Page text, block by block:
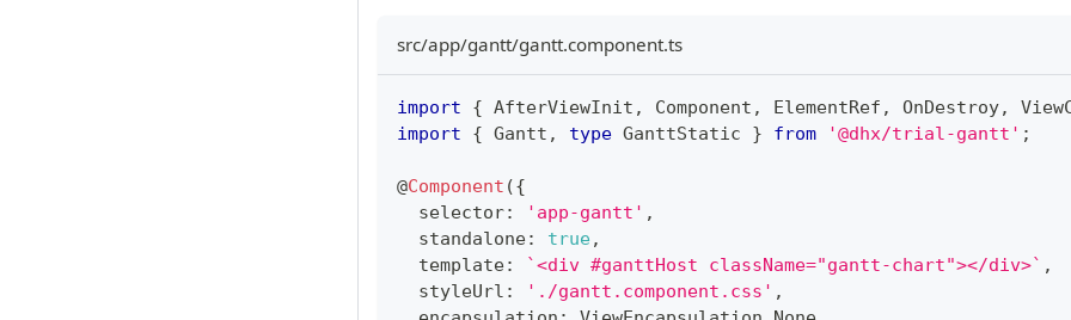
src/app/gantt/gantt.component.ts
import { AfterViewInit , Component , ElementRef , OnDestroy,
import
{ Gantt , type GanttStatic } from '@dhx/trial-gantt' ;
@Component ({
  selector
: 'app-gantt' ,
  standalone
: true,
  template
: `<div #ganttHost className="gantt-chart"></div>` ,
  styleUrl
: './gantt.component.css' ,